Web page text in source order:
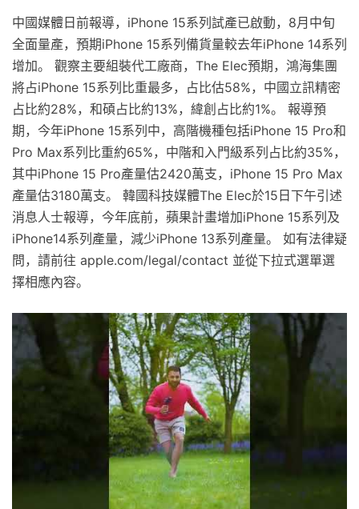
中國媒體日前報導，iPhone 15系列試產已啟動，8月中旬
全面量產，預期iPhone 15系列備貨量較去年iPhone 14系列
增加。 觀察主要組裝代工廠商，The Elec預期，鴻海集團
將占iPhone 15系列比重最多，占比估58%，中國立訊精密
占比約28%，和碩占比約13%，緯創占比約1%。 報導預
期，今年iPhone 15系列中，高階機種包括iPhone 15 Pro和
Pro Max系列比重約65%，中階和入門級系列占比約35%，
其中iPhone 15 Pro產量估2420萬支，iPhone 15 Pro Max
產量估3180萬支。 韓國科技媒體The Elec於15日下午引述
消息人士報導，今年底前，蘋果計畫增加iPhone 15系列及
iPhone14系列產量，減少iPhone 13系列產量。 如有法律疑
問，請前往 apple.com/legal/contact 並從下拉式選單選
擇相應內容。